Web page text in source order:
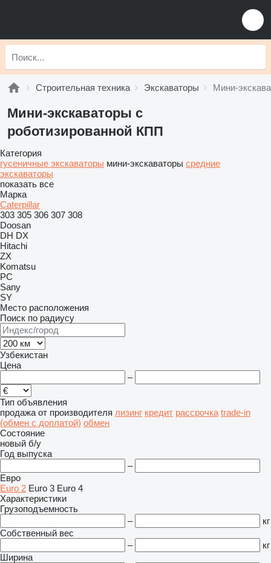
Строительная техника Экскаваторы Мини-
Мини-экскаваторы с
роботизированной КПП
Категория
гусеничные экскаваторы мини-экскаваторы средние
экскаваторы
показать все
Марка
Caterpillar
303 305 306 307 308
Doosan
DH DX
Hitachi
ZX
Komatsu
PC
Sany
SY
Место расположения
Поиск по радиусу
Узбекистан
Цена
–
Тип объявления
продажа от производителя лизинг кредит рассрочка trade-in
(обмен с доплатой) обмен
Состояние
новый б/у
Год выпуска
–
Евро
Euro 2 Euro 3 Euro 4
Характеристики
Грузоподъемность
–
кг
Собственный вес
–
кг
Ширина